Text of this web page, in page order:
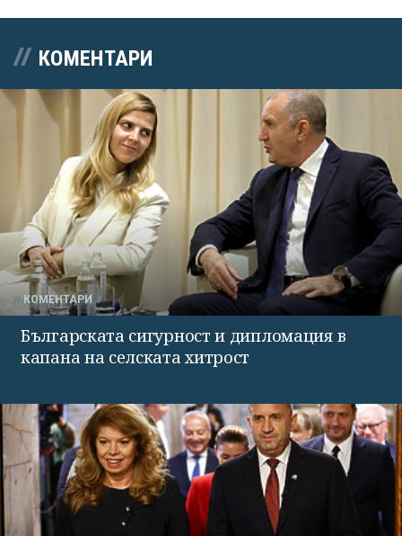
КОМЕНТАРИ
КОМЕНТАРИ
Българската сигурност и дипломация в
капана на селската хитрост